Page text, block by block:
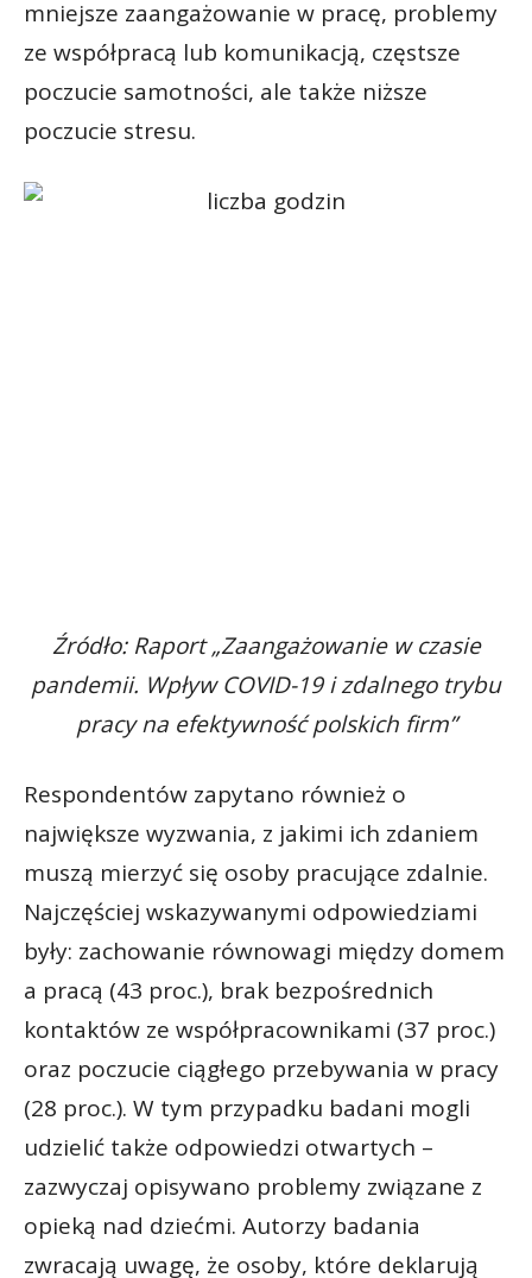
mniejsze zaangażowanie w pracę, problemy
ze współpracą lub komunikacją, częstsze
poczucie samotności, ale także niższe
poczucie stresu.
Źródło: Raport „Zaangażowanie w czasie
pandemii. Wpływ COVID-19 i zdalnego trybu
pracy na efektywność polskich firm”
Respondentów zapytano również o
największe wyzwania, z jakimi ich zdaniem
muszą mierzyć się osoby pracujące zdalnie.
Najczęściej wskazywanymi odpowiedziami
były: zachowanie równowagi między domem
a pracą (43 proc.), brak bezpośrednich
kontaktów ze współpracownikami (37 proc.)
oraz poczucie ciągłego przebywania w pracy
(28 proc.). W tym przypadku badani mogli
udzielić także odpowiedzi otwartych –
zazwyczaj opisywano problemy związane z
opieką nad dziećmi. Autorzy badania
zwracają uwagę, że osoby, które deklarują